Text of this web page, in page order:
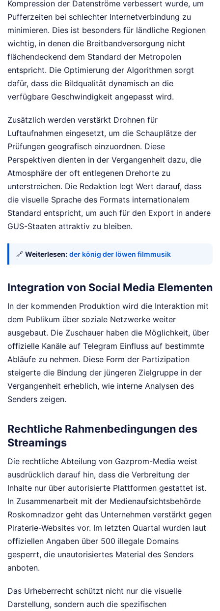
Kompression der Datenströme verbessert wurde, um
Pufferzeiten bei schlechter Internetverbindung zu
minimieren. Dies ist besonders für ländliche Regionen
wichtig, in denen die Breitbandversorgung nicht
flächendeckend dem Standard der Metropolen
entspricht. Die Optimierung der Algorithmen sorgt
dafür, dass die Bildqualität dynamisch an die
verfügbare Geschwindigkeit angepasst wird.
Zusätzlich werden verstärkt Drohnen für
Luftaufnahmen eingesetzt, um die Schauplätze der
Prüfungen geografisch einzuordnen. Diese
Perspektiven dienten in der Vergangenheit dazu, die
Atmosphäre der oft entlegenen Drehorte zu
unterstreichen. Die Redaktion legt Wert darauf, dass
die visuelle Sprache des Formats internationalem
Standard entspricht, um auch für den Export in andere
GUS-Staaten attraktiv zu bleiben.
🔗 Weiterlesen: der könig der löwen filmmusik
Integration von Social Media Elementen
In der kommenden Produktion wird die Interaktion mit
dem Publikum über soziale Netzwerke weiter
ausgebaut. Die Zuschauer haben die Möglichkeit, über
offizielle Kanäle auf Telegram Einfluss auf bestimmte
Abläufe zu nehmen. Diese Form der Partizipation
steigerte die Bindung der jüngeren Zielgruppe in der
Vergangenheit erheblich, wie interne Analysen des
Senders zeigen.
Rechtliche Rahmenbedingungen des
Streamings
Die rechtliche Abteilung von Gazprom-Media weist
ausdrücklich darauf hin, dass die Verbreitung der
Inhalte nur über autorisierte Plattformen gestattet ist.
In Zusammenarbeit mit der Medienaufsichtsbehörde
Roskomnadzor geht das Unternehmen verstärkt gegen
Piraterie-Websites vor. Im letzten Quartal wurden laut
offiziellen Angaben über 500 illegale Domains
gesperrt, die unautorisiertes Material des Senders
anboten.
Das Urheberrecht schützt nicht nur die visuelle
Darstellung, sondern auch die spezifischen